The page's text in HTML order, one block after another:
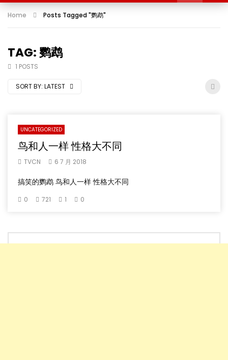
Home Posts Tagged "鹦鹉"
TAG: 鹦鹉
1 POSTS
SORT BY: LATEST
UNCATEGORIZED
鸟和人一样 性格大不同
TVCN 6 7 月 2018
搞笑的鹦鹉 鸟和人一样 性格大不同
0 721 1 0